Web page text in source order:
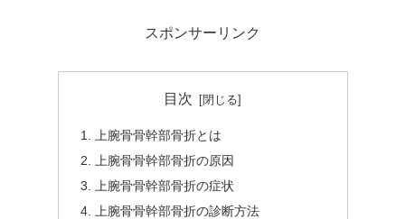
スポンサーリンク
目次
上腕骨骨幹部骨折とは
上腕骨骨幹部骨折の原因
上腕骨骨幹部骨折の症状
上腕骨骨幹部骨折の診断方法